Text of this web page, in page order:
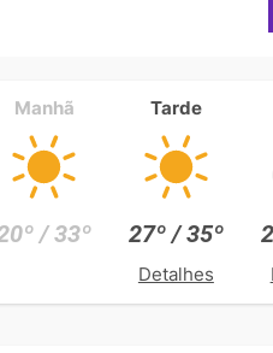
Manhã
/ 33º
Tarde
27º / 35º
Detalhes